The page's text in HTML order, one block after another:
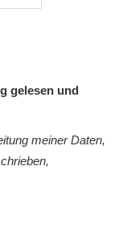
gelesen und
meiner Daten,